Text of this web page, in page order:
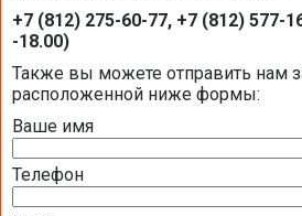
+7 (812) 275-60-77, +7 (812) 577-
-18.00)
Также вы можете отправить нам
расположенной ниже формы:
Ваше имя
Телефон
Каталоги и брошюры
Общая информация BELIMO
Презентация компании
МБ)
Полная номенклатура